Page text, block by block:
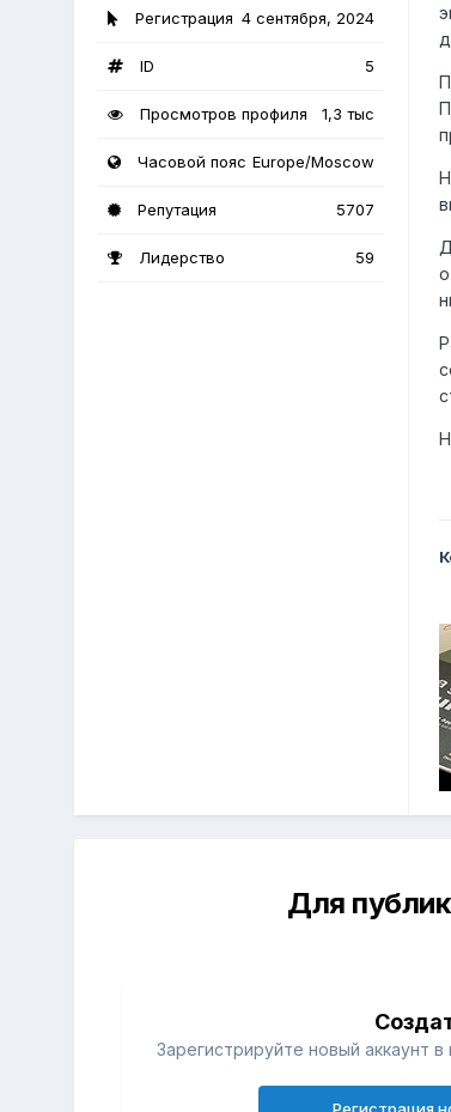
Регистрация 4 сентября, 2024
ID 5
Просмотров профиля 1,3 тыс
Часовой пояс Europe/Moscow
Репутация 5707
Лидерство 59
Для
Зарегистрируйте новый аккаунт